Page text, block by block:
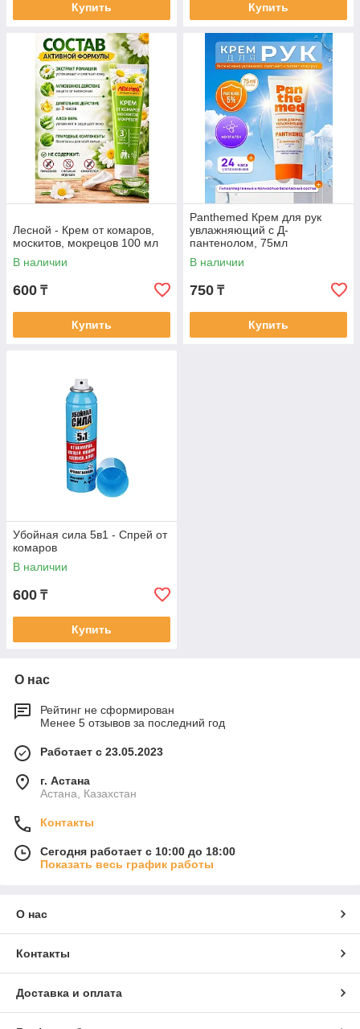
Купить Купить
Лесной - Крем от комаров,
москитов, мокрецов 100 мл
В наличии
600 ₸
Купить
Panthemed Крем для рук
увлажняющий с Д-
пантенолом, 75мл
В наличии
750 ₸
Купить
Убойная сила 5в1 - Спрей от
комаров
В наличии
600 ₸
Купить
О нас
Рейтинг не сформирован
Менее 5 отзывов за последний год
Работает с 23.05.2023
г. Астана
Астана, Казахстан
Контакты
Сегодня работает с 10:00 до 18:00
Показать весь график работы
О нас
Контакты
Доставка и оплата